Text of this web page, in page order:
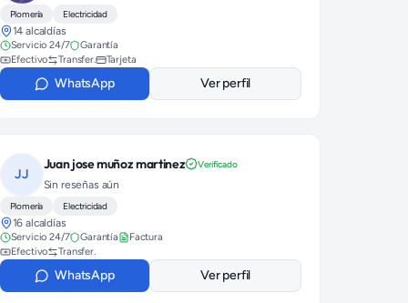
Plomería Electricidad
14 alcaldías
Servicio 24/7
Garantía
Efectivo
Transfer. Tarjeta
WhatsApp Ver perfil
JJ
Juan jose muñoz martinez Verificado
Sin reseñas aún
Plomería Electricidad
16 alcaldías
Servicio 24/7 Garantía
Factura
Efectivo
Transfer.
WhatsApp Ver perfil